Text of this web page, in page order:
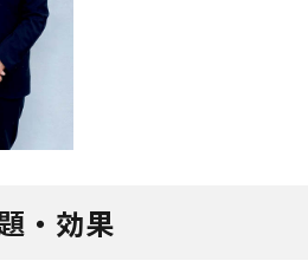
・効果